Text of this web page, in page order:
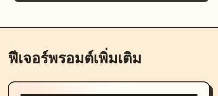
ฟีเจอร์พรอมต์เพิ่มเติม